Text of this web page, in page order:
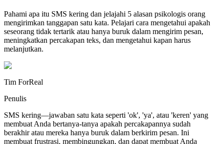
Pahami apa itu SMS kering dan jelajahi 5 alasan psikologis orang
mengirimkan tanggapan satu kata. Pelajari cara mengetahui apakah
seseorang tidak tertarik atau hanya buruk dalam mengirim pesan,
meningkatkan percakapan teks, dan mengetahui kapan harus
melanjutkan.
Tim ForReal
Penulis
SMS kering—jawaban satu kata seperti 'ok', 'ya', atau 'keren' yang
membuat Anda bertanya-tanya apakah percakapannya sudah
berakhir atau mereka hanya buruk dalam berkirim pesan. Ini
membuat frustrasi, membingungkan, dan dapat membuat Anda